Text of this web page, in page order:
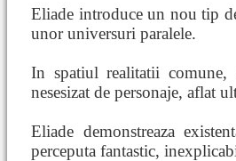
Eliade introduce un nou tip
unor universuri paralele.
In spatiul realitatii
nesesizat de personaje, aflat
Eliade demonstreaza
perceputa fantastic,